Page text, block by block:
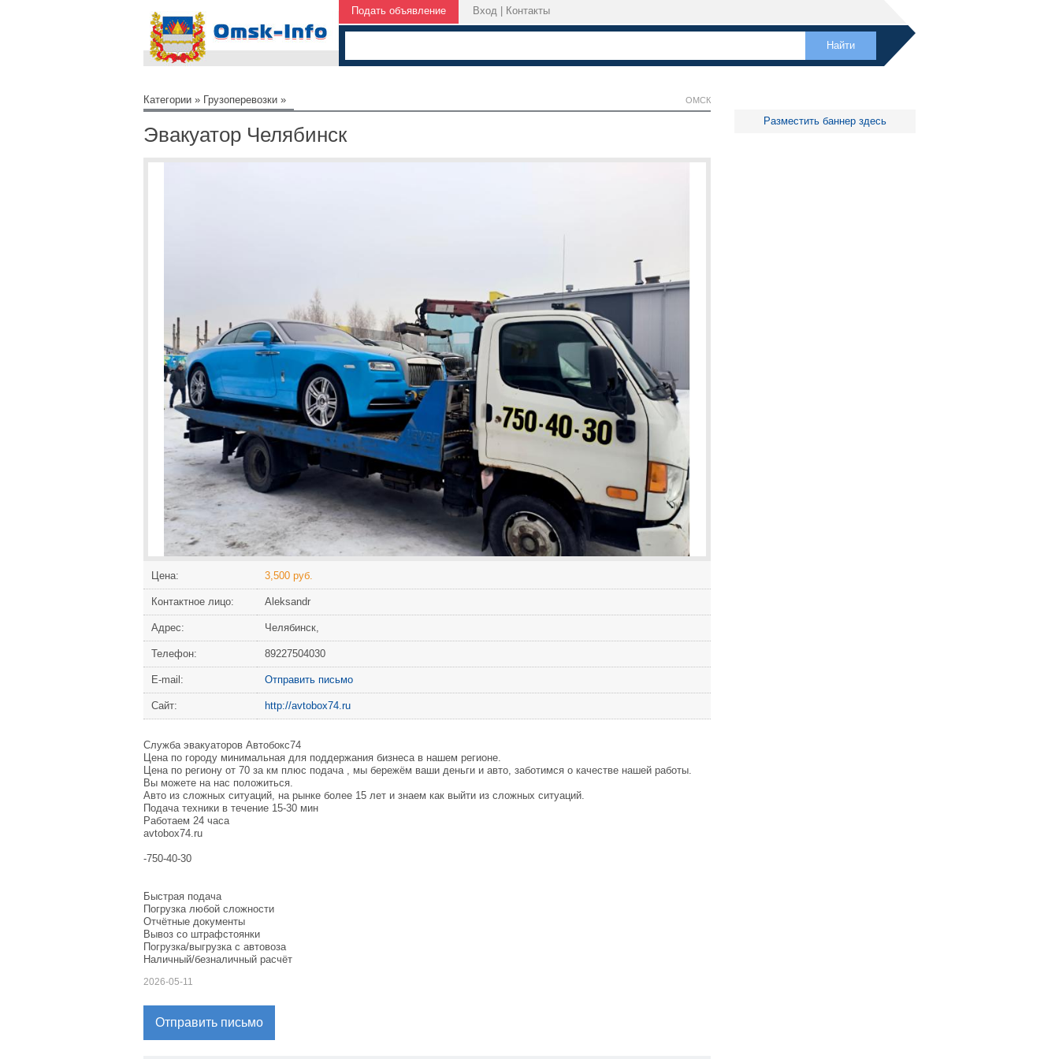
Подать объявление Вход Контакты
Категории » Грузоперевозки » ОМСК
Эвакуатор Челябинск
Цена: 3,500 руб.
Контактное лицо: Aleksandr
Адрес: Челябинск,
Телефон: 89227504030
Е-mail: Отправить письмо
Сайт: http://avtobox74.ru
Служба эвакуаторов Автобокс74
Цена по городу минимальная для поддержания бизнеса в нашем регионе.
Цена по региону от 70 за км плюс подача , мы бережём ваши деньги и авто, заботимся о качестве нашей работы.
Вы можете на нас положиться.
Авто из сложных ситуаций, на рынке более 15 лет и знаем как выйти из сложных ситуаций.
Подача техники в течение 15-30 мин
Работаем 24 часа
avtobox74.ru
-750-40-30
Быстрая подача
Погрузка любой сложности
Отчётные документы
Вывоз со штрафстоянки
Погрузка/выгрузка с автовоза
Наличный/безналичный расчёт
2026-05-11
Отправить письмо
Разместить баннер здесь